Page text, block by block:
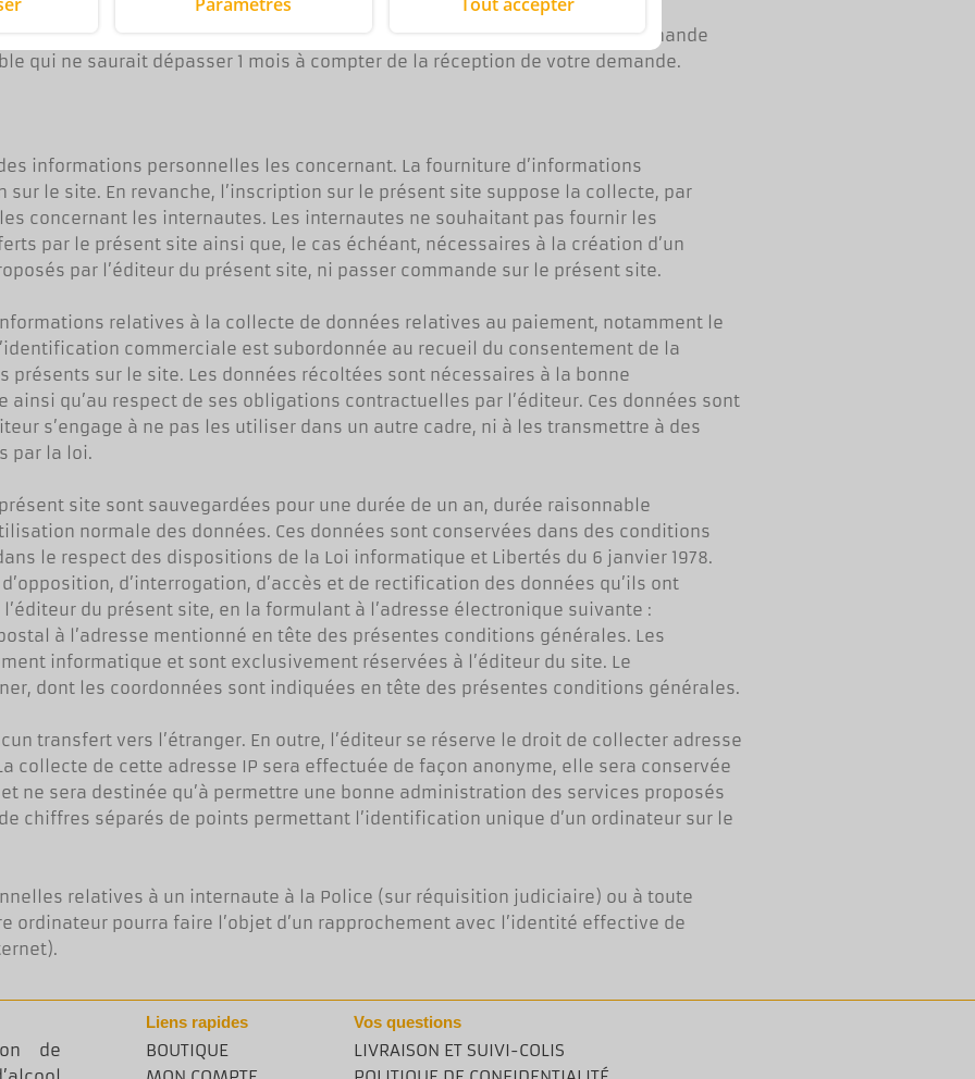
votre demande d’accès, de rectification ou d’opposition ou toute autre demande
qui ne saurait dépasser 1 mois à compter de la réception de votre demande.
informations personnelles les concernant. La fourniture d’informations
le site. En revanche, l’inscription sur le présent site suppose la collecte, par
concernant les internautes. Les internautes ne souhaitant pas fournir les
par le présent site ainsi que, le cas échéant, nécessaires à la création d’un
par l’éditeur du présent site, ni passer commande sur le présent site.
relatives à la collecte de données relatives au paiement, notamment le
commerciale est subordonnée au recueil du consentement de la
sur le site. Les données récoltées sont nécessaires à la bonne
qu’au respect de ses obligations contractuelles par l’éditeur. Ces données sont
s’engage à ne pas les utiliser dans un autre cadre, ni à les transmettre à des
par la loi.
site sont sauvegardées pour une durée de un an, durée raisonnable
normale des données. Ces données sont conservées dans des conditions
le respect des dispositions de la Loi informatique et Libertés du 6 janvier 1978.
d’interrogation, d’accès et de rectification des données qu’ils ont
du présent site, en la formulant à l’adresse électronique suivante :
à l’adresse mentionné en tête des présentes conditions générales. Les
informatique et sont exclusivement réservées à l’éditeur du site. Le
dont les coordonnées sont indiquées en tête des présentes conditions générales.
transfert vers l’étranger. En outre, l’éditeur se réserve le droit de collecter adresse
collecte de cette adresse IP sera effectuée de façon anonyme, elle sera conservée
ne sera destinée qu’à permettre une bonne administration des services proposés
chiffres séparés de points permettant l’identification unique d’un ordinateur sur le
relatives à un internaute à la Police (sur réquisition judiciaire) ou à toute
ordinateur pourra faire l’objet d’un rapprochement avec l’identité effective de
de
Liens rapides
BOUTIQUE
Vos questions
LIVRAISON ET SUIVI-COLIS